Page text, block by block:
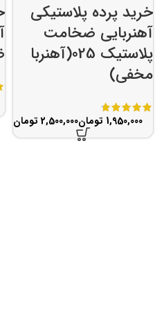
خرید پرده پلاستیکی
آهنربایی ضخامت
پلاستیک 025(آهنربا
مخفی)
تومان تومان